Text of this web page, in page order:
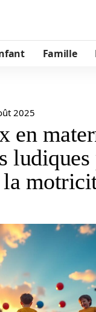
Famille
2025
en
ludiques